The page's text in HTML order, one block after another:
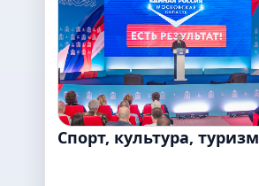
Спорт, культура, туризм